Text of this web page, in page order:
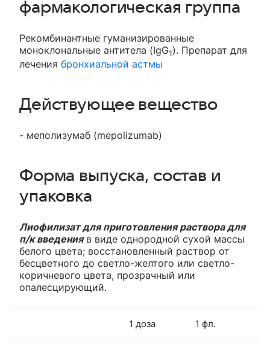
фармакологическая группа
Рекомбинантные гуманизированные
моноклональные антитела (IgG1). Препарат для
лечения бронхиальной астмы
Действующее вещество
- меполизумаб (mepolizumab)
Форма выпуска, состав и
упаковка
Лиофилизат для приготовления раствора для
п/к введенияв виде однородной сухой массы
белого цвета; восстановленный раствор от
бесцветного до светло-желтого или светло-
коричневого цвета, прозрачный или
опалесцирующий.
1 доза 1 фл.